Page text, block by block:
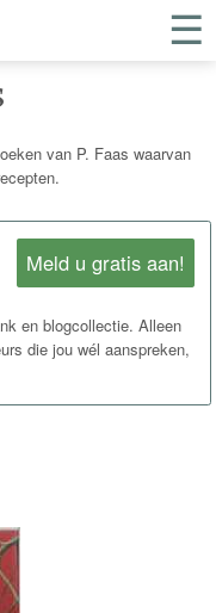
☰
van P. Faas waarvan
Meld u gratis aan!
en blogcollectie. Alleen
die jou wél aanspreken,